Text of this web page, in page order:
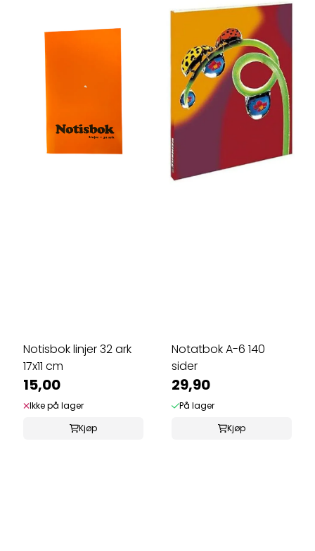
Notisbok linjer 32 ark
17x11 cm
15,00
Ikke på lager
Kjøp
Notatbok A-6 140
sider
29,90
På lager
Kjøp